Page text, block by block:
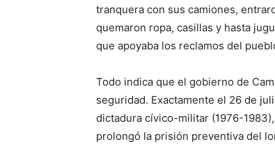
tranquera con sus camiones,
quemaron ropa, casillas y hasta
que apoyaba los reclamos del
Todo indica que el gobierno de
seguridad. Exactamente el 26 de
dictadura cívico-militar (1976-
prolongó la prisión preventiva del